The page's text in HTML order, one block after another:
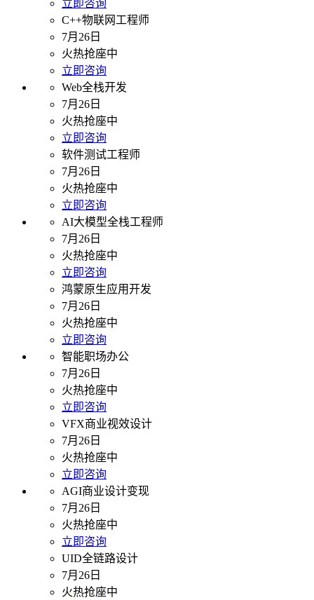
立即咨询
C++物联网工程师
7月26日
火热抢座中
立即咨询
Web全栈开发
7月26日
火热抢座中
立即咨询
软件测试工程师
7月26日
火热抢座中
立即咨询
AI大模型全栈工程师
7月26日
火热抢座中
立即咨询
鸿蒙原生应用开发
7月26日
火热抢座中
立即咨询
智能职场办公
7月26日
火热抢座中
立即咨询
VFX商业视效设计
7月26日
火热抢座中
立即咨询
AGI商业设计变现
7月26日
火热抢座中
立即咨询
UID全链路设计
7月26日
火热抢座中